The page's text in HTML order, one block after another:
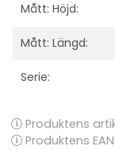
Mått: Höjd:
Mått: Längd:
Serie:
Produktens
Produktens